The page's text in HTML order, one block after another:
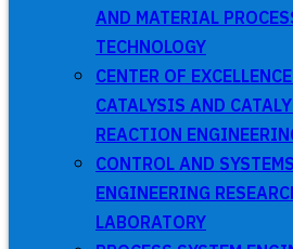
AND MATERIAL
TECHNOLOGY
CENTER OF
CATALYSIS AND
REACTION
CONTROL AND
ENGINEERING
LABORATORY